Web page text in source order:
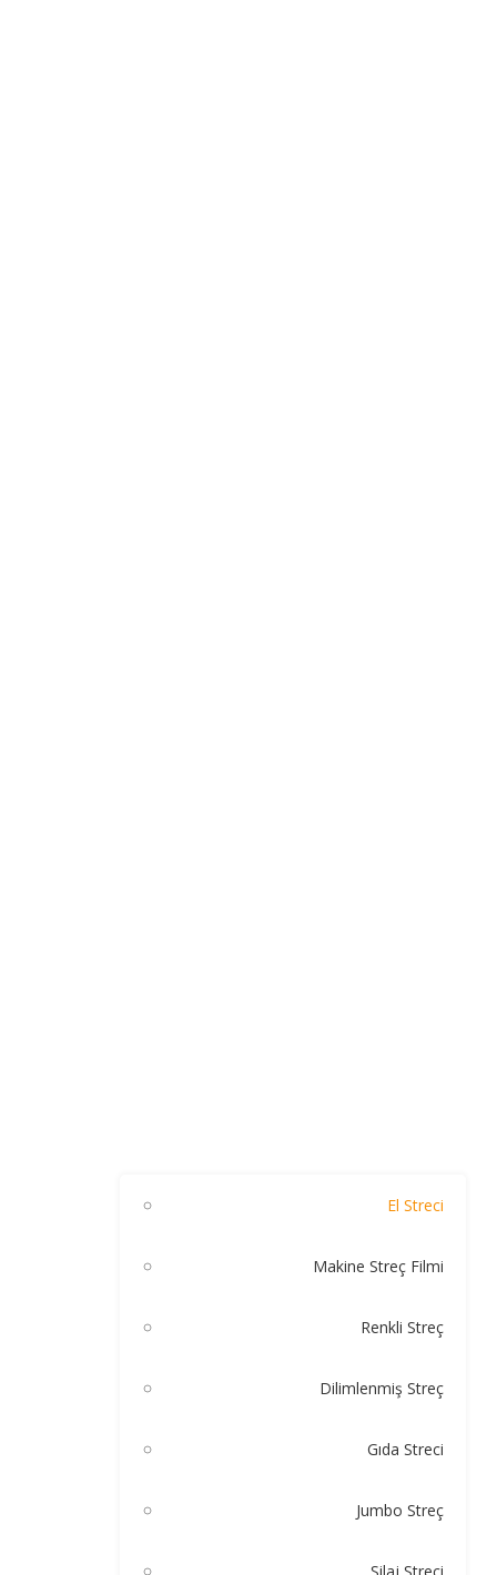
El Streci
Makine Streç Filmi
Renkli Streç
Dilimlenmiş Streç
Gıda Streci
Jumbo Streç